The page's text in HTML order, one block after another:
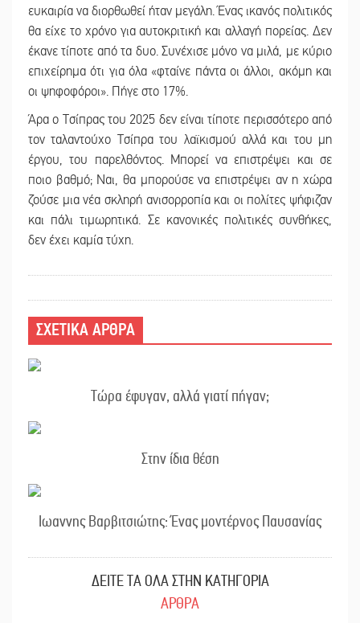
ευκαιρία να διορθωθεί ήταν μεγάλη. Ένας ικανός πολιτικός
θα είχε το χρόνο για αυτοκριτική και αλλαγή πορείας. Δεν
έκανε τίποτε από τα δυο. Συνέχισε μόνο να μιλά, με κύριο
επιχείρημα ότι για όλα «φταίνε πάντα οι άλλοι, ακόμη και
οι ψηφοφόροι». Πήγε στο 17%.
Άρα ο Τσίπρας του 2025 δεν είναι τίποτε περισσότερο από
τον ταλαντούχο Τσίπρα του λαϊκισμού αλλά και του μη
έργου, του παρελθόντος. Μπορεί να επιστρέψει και σε
ποιο βαθμό; Ναι, θα μπορούσε να επιστρέψει αν η χώρα
ζούσε μια νέα σκληρή ανισορροπία και οι πολίτες ψήφιζαν
και πάλι τιμωρητικά. Σε κανονικές πολιτικές συνθήκες,
δεν έχει καμία τύχη.
ΣΧΕΤΙΚΑ ΑΡΘΡΑ
Τώρα έφυγαν, αλλά γιατί πήγαν;
Στην ίδια θέση
Ιωαννης Βαρβιτσιώτης: Ένας μοντέρνος Παυσανίας
ΔΕΙΤΕ ΤΑ ΟΛΑ ΣΤΗΝ ΚΑΤΗΓΟΡΙΑ
ΑΡΘΡΑ